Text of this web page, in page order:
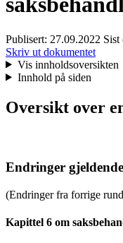
Publisert: 27.09.2022 Sist
Skriv ut dokumentet
Vis innholdsoversikten
Innhold på siden
Oversikt over
Endringer
(Endringer fra forrige
Kapittel 6 om